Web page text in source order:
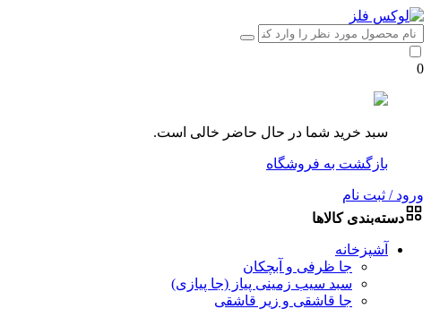
0
سبد خرید شما در حال حاضر خالی است.
بازگشت به فروشگاه
ورود / ثبت نام
دسته‌بندی کالاها
آشپزخانه
جا ظرفی و آبچکان
سبد سیب زمینی پیاز (جا پیازی)
جا قاشقی و زیر قاشقی